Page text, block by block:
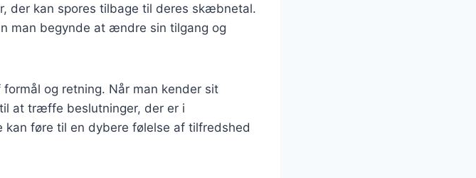
der kan spores tilbage til deres skæbnetal.
man begynde at ændre sin tilgang og
og retning. Når man kender sit
at træffe beslutninger, der er i
kan føre til en dybere følelse af tilfredshed